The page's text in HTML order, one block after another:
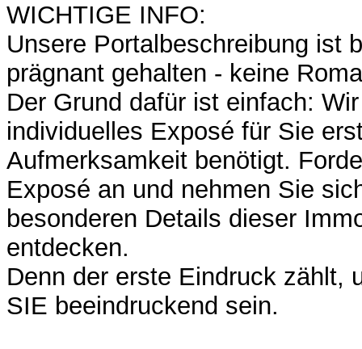
WICHTIGE INFO:
Unsere Portalbeschreibung ist
prägnant gehalten - keine
Der Grund dafür ist einfach:
individuelles Exposé für Sie
Aufmerksamkeit benötigt.
Exposé an und nehmen Sie
besonderen Details dieser
entdecken.
Denn der erste Eindruck zählt,
SIE beeindruckend sein.